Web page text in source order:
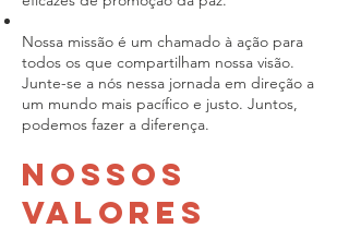
Nossa missão é um chamado à ação para
todos os que compartilham nossa visão.
Junte-se a nós nessa jornada em direção a
um mundo mais pacífico e justo. Juntos,
podemos fazer a diferença.
Nossos
Valores